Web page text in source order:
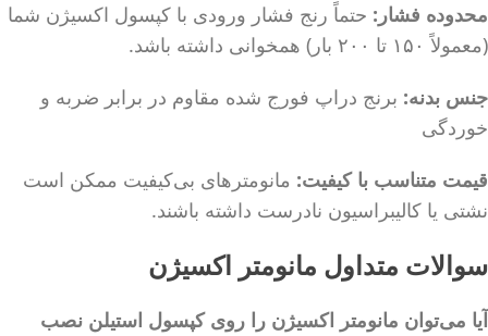
محدوده فشار: حتماً رنج فشار ورودی با کپسول اکسیژن شما
(معمولاً ۱۵۰ تا ۲۰۰ بار) همخوانی داشته باشد.
جنس بدنه: برنج دراپ فورج شده مقاوم در برابر ضربه و
خوردگی
قیمت متناسب با کیفیت: مانومترهای بی‌کیفیت ممکن است
نشتی یا کالیبراسیون نادرست داشته باشند.
سوالات متداول مانومتر اکسیژن
آیا می‌توان مانومتر اکسیژن را روی کپسول استیلن نصب